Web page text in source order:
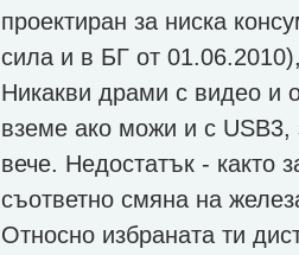
проектиран за ниска
сила и в БГ от
Никакви драми с видео и
вземе ако можи и с
вече. Недостатък - както
съответно смяна на
Относно избраната ти